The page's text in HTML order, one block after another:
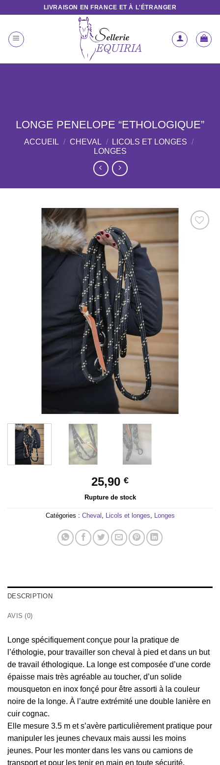
contenu
LIVRAISON EN FRANCE ET À L'ÉTRANGER
LONGE PENELOPE “ETHOLOGIQUE”
ACCUEIL / CHEVAL / LICOLS ET LONGES /
LONGES
25,90 €
Rupture de stock
Catégories : Cheval , Licols et longes, Longes
DESCRIPTION
AVIS (0)
Longe spécifiquement conçue pour la pratique de
l’éthologie, pour travailler son cheval à pied et dans un but
de travail éthologique. La longe est composée d’une corde
épaisse mais très agréable au toucher, d’un solide
mousqueton en inox fonçé pour être assorti à la couleur
noire de la longe. À l’autre extrémité une double lanière en
cuir cognac.
Elle mesure 3.5 m et s’avère particulièrement pratique pour
manipuler les jeunes chevaux mais aussi les moins
jeunes. Pour les monter dans les vans ou camions de
transport et pour les tenir en main en toute sécurité.